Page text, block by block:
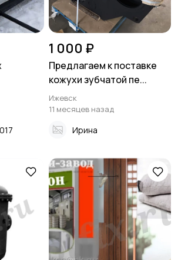
1 000 ₽
Предлагаем к поставке
кожухи зубчатой пе...
Ижевск
11 месяцев назад
Ирина